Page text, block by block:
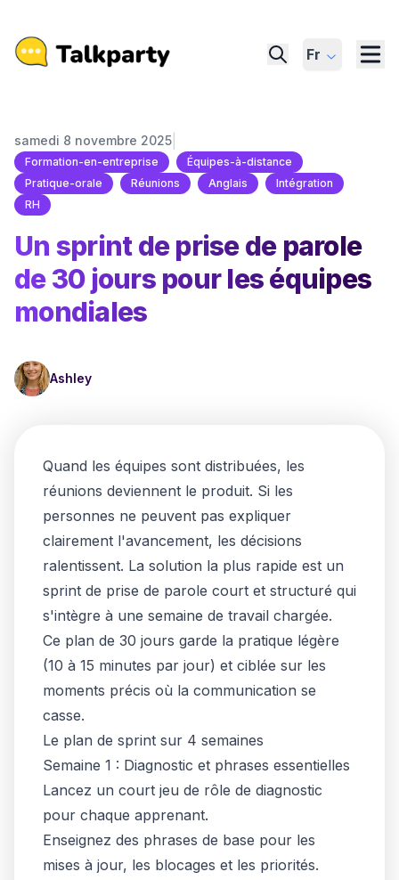
Fr
samedi 8 novembre 2025
Formation-en-entreprise
Équipes-à-distance
Pratique-orale
Réunions Anglais
Intégration
RH
Un sprint de prise de parole
de 30 jours pour les équipes
mondiales
Ashley
Quand les équipes sont distribuées, les
réunions deviennent le produit. Si les
personnes ne peuvent pas expliquer
clairement l'avancement, les décisions
ralentissent. La solution la plus rapide est un
sprint de prise de parole court et structuré qui
s'intègre à une semaine de travail chargée.
Ce plan de 30 jours garde la pratique légère
(10 à 15 minutes par jour) et ciblée sur les
moments précis où la communication se
casse.
Le plan de sprint sur 4 semaines
Semaine 1 : Diagnostic et phrases essentielles
Lancez un court jeu de rôle de diagnostic
pour chaque apprenant.
Enseignez des phrases de base pour les
mises à jour, les blocages et les priorités.